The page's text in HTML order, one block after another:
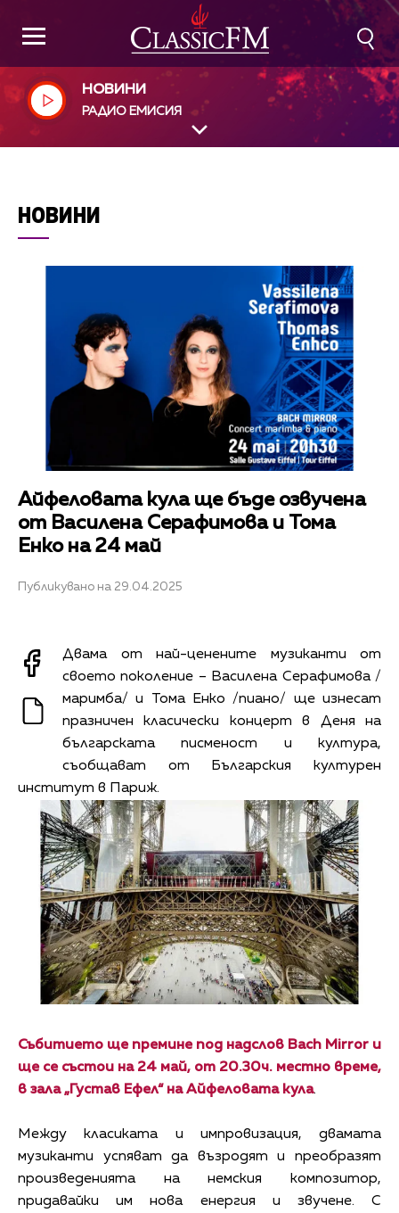
НОВИНИ
РАДИО ЕМИСИЯ
НОВИНИ
Айфеловата кула ще бъде озвучена
от Василена Серафимова и Тома
Енко на 24 май
Публикувано на 29.04.2025
Двама от най-ценените музиканти от
своето поколение – Василена Серафимова/
маримба/ и Тома Енко /пиано/ ще изнесат
празничен класически концерт в Деня на
българската писменост и култура,
съобщават от Българския културен
институт в Париж.
Събитието ще премине под надслов Bach Mirror и
ще се състои на 24 май, от 20.30ч. местно време,
в зала „Густав Ефел“ на Айфеловата кула.
Между класиката и импровизация, двамата
музиканти успяват да възродят и преобразят
произведенията на немския композитор,
придавайки им нова енергия и звучене. С